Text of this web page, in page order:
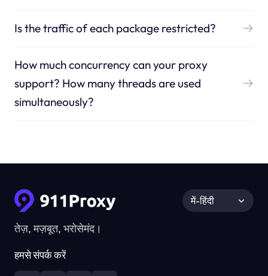
Is the traffic of each package restricted?
How much concurrency can your proxy
support? How many threads are used
simultaneously?
तेज़, मज़बूत, भरोसेमंद।
हमसे संपर्क करें
में-हिंदी